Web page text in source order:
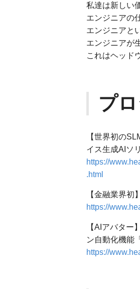
私達は新しい
エンジニアの
エンジニアと
エンジニアが
これはヘッド
プ
【世界初の
イス生成AIソ
https://
.html
【金融業界
https://
【AIアバター
ン自動化機能
https://